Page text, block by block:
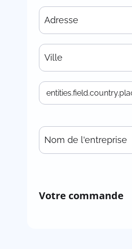
Votre commande